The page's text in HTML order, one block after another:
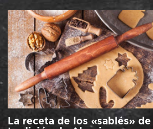
La receta de los «sablés»